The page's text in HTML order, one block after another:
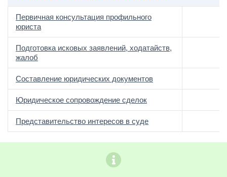
Первичная консультация профильного
юриста
Подготовка исковых заявлений, ходатайств,
жалоб
Составление юридических документов
Юридическое сопровождение сделок
Представительство интересов в суде